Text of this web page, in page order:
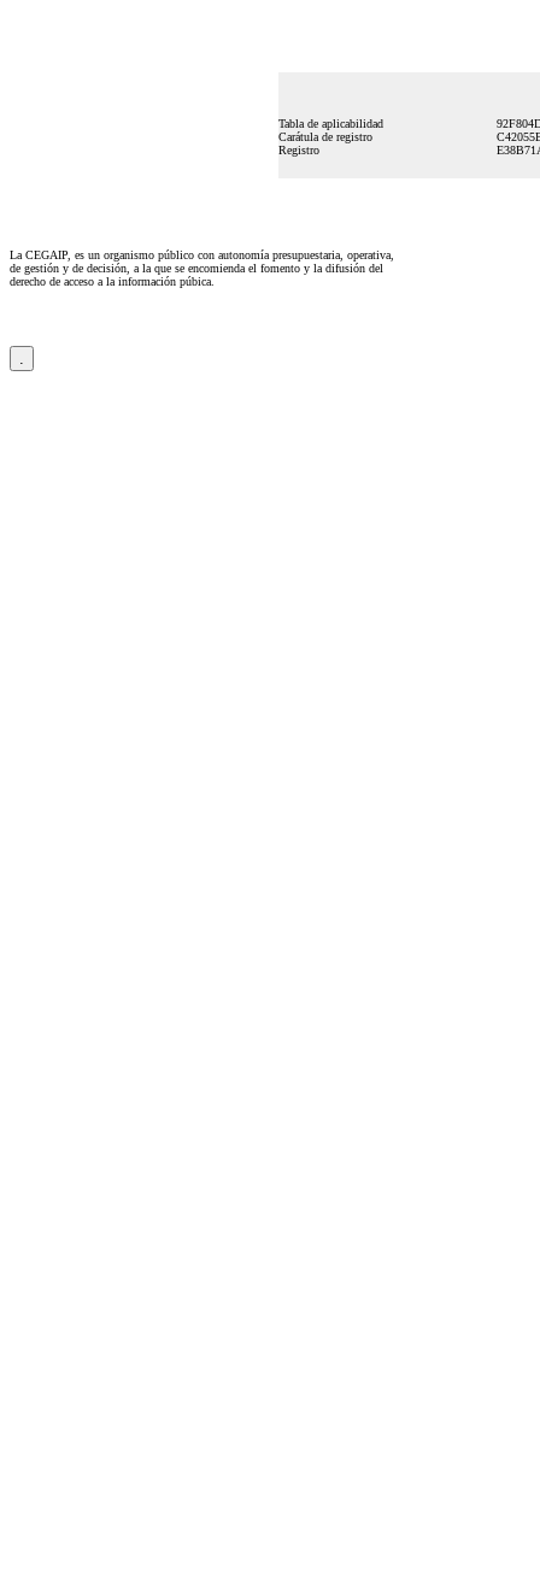
Tabla de aplicabilidad
Carátula de registro
Registro
La CEGAIP, es un organismo público con autonomía presupuestaria, operativa,
de gestión y de decisión, a la que se encomienda el fomento y la difusión del
derecho de acceso a la información púbica.